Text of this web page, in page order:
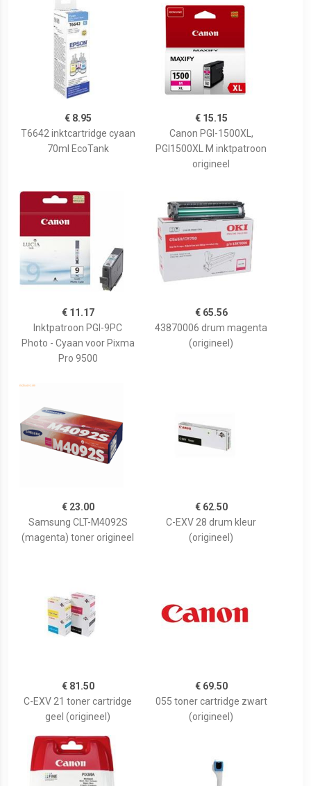
€ 8.95
T6642 inktcartridge cyaan
70ml EcoTank
€ 15.15
Canon PGI-1500XL,
PGI1500XL M inktpatroon
origineel
€ 11.17
Inktpatroon PGI-9PC
Photo - Cyaan voor Pixma
Pro 9500
€ 65.56
43870006 drum magenta
(origineel)
€ 23.00
Samsung CLT-M4092S
(magenta) toner origineel
€ 62.50
C-EXV 28 drum kleur
(origineel)
€ 81.50
C-EXV 21 toner cartridge
geel (origineel)
€ 69.50
055 toner cartridge zwart
(origineel)